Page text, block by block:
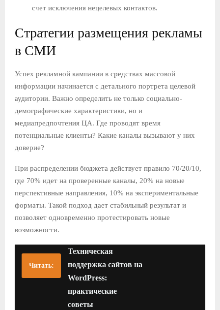
счет исключения нецелевых контактов.
Стратегии размещения рекламы
в СМИ
Успех рекламной кампании в средствах массовой
информации начинается с детального портрета целевой
аудитории. Важно определить не только социально-
демографические характеристики, но и
медиапредпочтения ЦА. Где проводят время
потенциальные клиенты? Какие каналы вызывают у них
доверие?
При распределении бюджета действует правило 70/20/10,
где 70% идет на проверенные каналы, 20% на новые
перспективные направления, 10% на экспериментальные
форматы. Такой подход дает стабильный результат и
позволяет одновременно протестировать новые
возможности.
Читать:
Техническая
поддержка сайтов на
WordPress:
практические
советы